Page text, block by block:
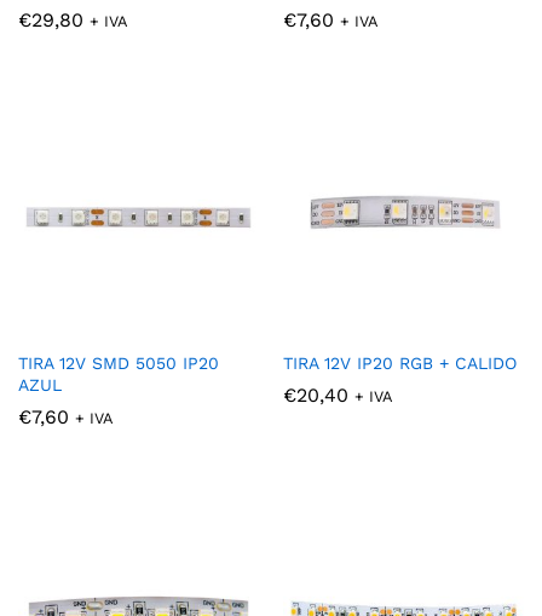
€29,80 + IVA €7,60 + IVA
TIRA 12V SMD 5050 IP20
AZUL
€7,60 + IVA
TIRA 12V IP20 RGB + CALIDO
€20,40 + IVA